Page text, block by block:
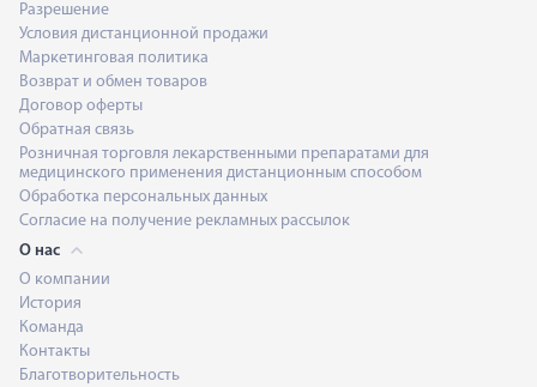
Разрешение
Условия дистанционной продажи
Маркетинговая политика
Возврат и обмен товаров
Договор оферты
Обратная связь
Розничная торговля лекарственными препаратами для
медицинского применения дистанционным способом
Обработка персональных данных
Согласие на получение рекламных рассылок
О нас
О компании
История
Команда
Контакты
Благотворительность